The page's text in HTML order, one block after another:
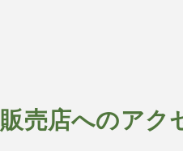
販売店へのアク